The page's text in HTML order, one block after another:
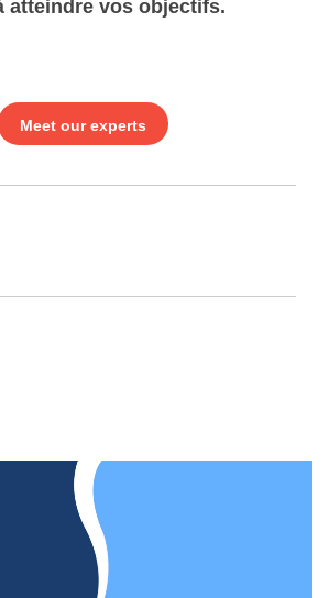
atteindre vos objectifs.
Meet our experts